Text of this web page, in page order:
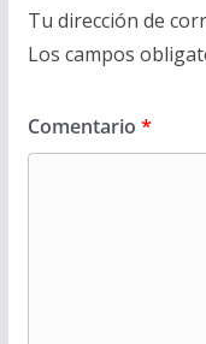
Tu dirección de
Los campos
Comentario *